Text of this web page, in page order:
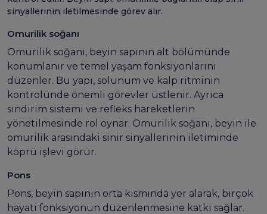
sinyallerinin iletilmesinde görev alır.
Omurilik soğanı
Omurilik soğanı, beyin sapının alt bölümünde
konumlanır ve temel yaşam fonksiyonlarını
düzenler. Bu yapı, solunum ve kalp ritminin
kontrolünde önemli görevler üstlenir. Ayrıca
sindirim sistemi ve refleks hareketlerin
yönetilmesinde rol oynar. Omurilik soğanı, beyin ile
omurilik arasındaki sinir sinyallerinin iletiminde
köprü işlevi görür.
Pons
Pons, beyin sapının orta kısmında yer alarak, birçok
hayati fonksiyonun düzenlenmesine katkı sağlar.